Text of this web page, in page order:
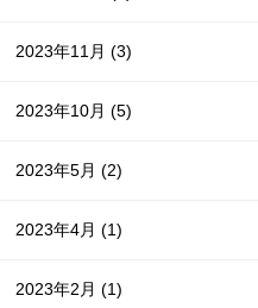
2023年11月(3)
2023年10月(5)
2023年5月(2)
2023年4月(1)
2023年2月(1)